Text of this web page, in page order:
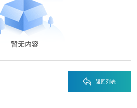
返回列表